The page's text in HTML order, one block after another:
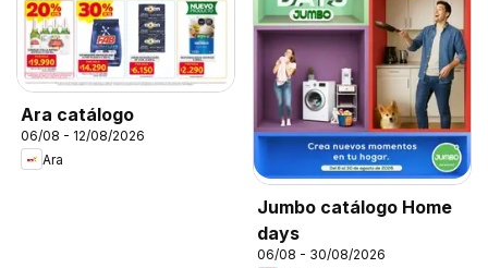
Ara catálogo
06/08 - 12/08/2026
Ara
Jumbo catálogo Home
days
06/08 - 30/08/2026